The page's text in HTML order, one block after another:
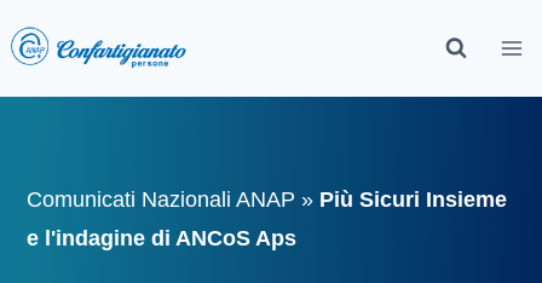
Comunicati Nazionali ANAP » Più Sicuri Insieme
e l'indagine di ANCoS Aps